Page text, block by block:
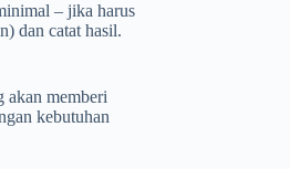
– jika harus
dan catat hasil.
akan memberi
kebutuhan